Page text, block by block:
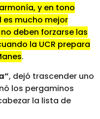
y en tono
mucho mejor
deben forzarse las
la UCR prepara
.
, dejó trascender uno
los pergaminos
la lista de